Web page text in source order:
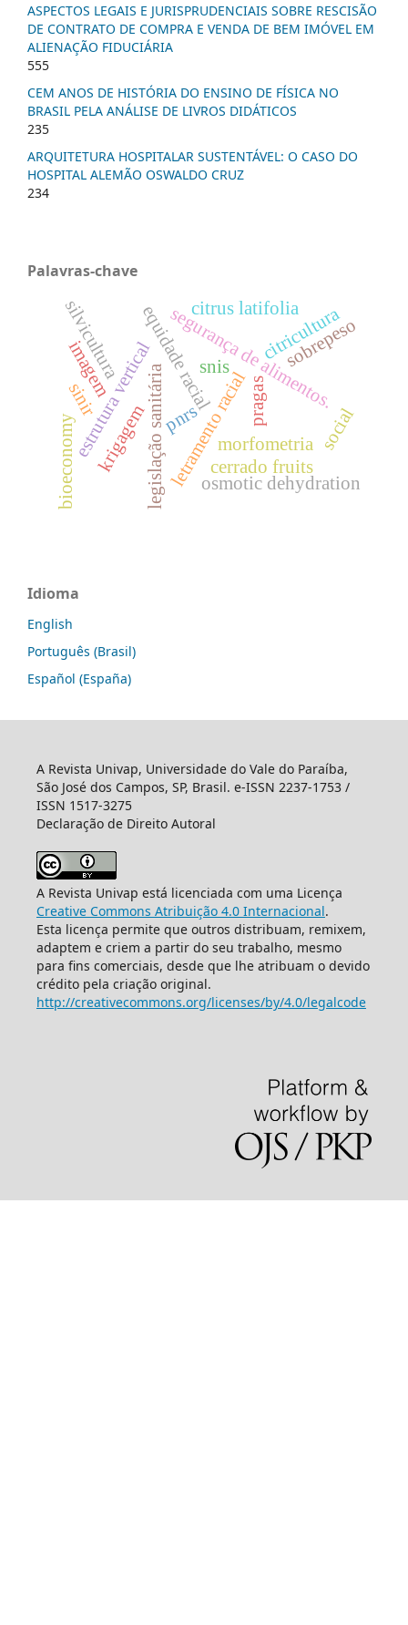
ASPECTOS LEGAIS E JURISPRUDENCIAIS SOBRE RESCISÃO
DE CONTRATO DE COMPRA E VENDA DE BEM IMÓVEL EM
ALIENAÇÃO FIDUCIÁRIA
555
CEM ANOS DE HISTÓRIA DO ENSINO DE FÍSICA NO
BRASIL PELA ANÁLISE DE LIVROS DIDÁTICOS
235
ARQUITETURA HOSPITALAR SUSTENTÁVEL: O CASO DO
HOSPITAL ALEMÃO OSWALDO CRUZ
234
Palavras-chave
equidade racial
letramento racial
segurança de alimentos.
legislação sanitária
citrus latifoliacitricultura
pragas
morfometria
estrutura vertical
silvicultura sobrepeso
krigagem
bioeconomy cerrado fruits
osmotic dehydration
pnrs
snis
sinir
imagem
social
Idioma
English
Português (Brasil)
Español (España)
A Revista Univap, Universidade do Vale do Paraíba,
São José dos Campos, SP, Brasil. e-ISSN 2237-1753 /
ISSN 1517-3275
Declaração de Direito Autoral
A Revista Univap está licenciada com uma Licença
Creative Commons Atribuição 4.0 Internacional.
Esta licença permite que outros distribuam, remixem,
adaptem e criem a partir do seu trabalho, mesmo
para fins comerciais, desde que lhe atribuam o devido
crédito pela criação original.
http://creativecommons.org/licenses/by/4.0/legalcode